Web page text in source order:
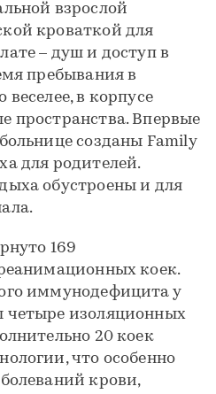
взрослой
кроваткой для
– душ и доступ в
пребывания в
веселее, в корпусе
пространства. Впервые
созданы Family
для родителей.
обустроены и для
169
коек.
иммунодефицита у
четыре изоляционных
20 коек
что особенно
крови,